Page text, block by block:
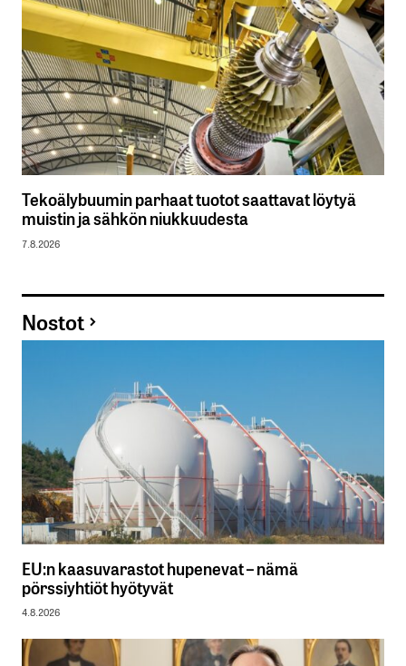
Tekoälybuumin parhaat tuotot saattavat löytyä
muistin ja sähkön niukkuudesta
7.8.2026
Nostot
EU:n kaasuvarastot hupenevat – nämä
pörssiyhtiöt hyötyvät
4.8.2026